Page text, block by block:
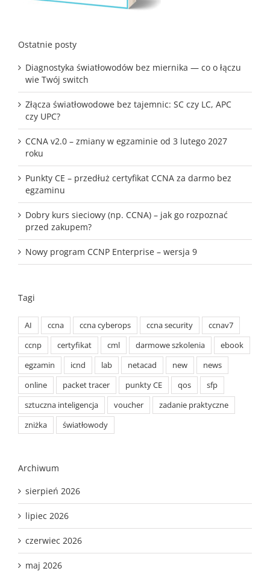
Ostatnie posty
Diagnostyka światłowodów bez miernika — co o łączu
wie Twój switch
Złącza światłowodowe bez tajemnic: SC czy LC, APC
czy UPC?
CCNA v2.0 – zmiany w egzaminie od 3 lutego 2027
roku
Punkty CE – przedłuż certyfikat CCNA za darmo bez
egzaminu
Dobry kurs sieciowy (np. CCNA) – jak go rozpoznać
przed zakupem?
Nowy program CCNP Enterprise – wersja 9
Tagi
AI ccna ccna cyberops ccna security
ccnav7
ccnp
certyfikat cml darmowe szkolenia
ebook
egzamin
icnd lab netacad new
news
online
packet tracer punkty CE qos
sfp
sztuczna inteligencja
voucher
zadanie praktyczne
zniżka
światłowody
Archiwum
sierpień 2026
lipiec 2026
czerwiec 2026
maj 2026